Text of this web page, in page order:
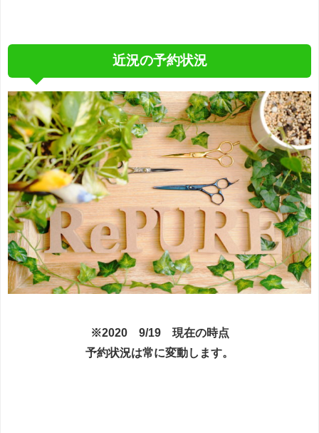
近況の予約状況
※2020 9/19 現在の時点
予約状況は常に変動します。